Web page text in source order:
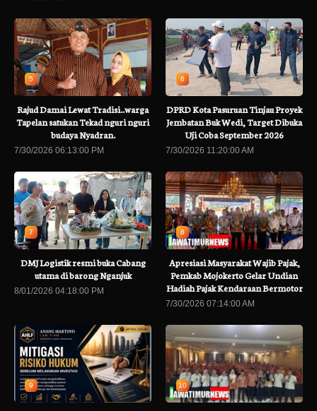
5
Rajud Damai Lewat Tradisi..warga
Tapelan satukan Tekad nguri nguri
budaya Nyadran.
7/30/2026 06:13:00 PM
6
DPRD Kota Pasuruan Tinjau Proyek
Jembatan Buk Wedi, Target Dibuka
Uji Coba September 2026
7/30/2026 11:20:00 AM
7
DMJ Logistik resmi buka Cabang
utama di barong Nganjuk
8/01/2026 04:18:00 PM
8
Apresiasi Masyarakat Wajib Pajak,
Pemkab Mojokerto Gelar Undian
Hadiah Pajak Kendaraan Bermotor
7/30/2026 07:14:00 AM
9 10